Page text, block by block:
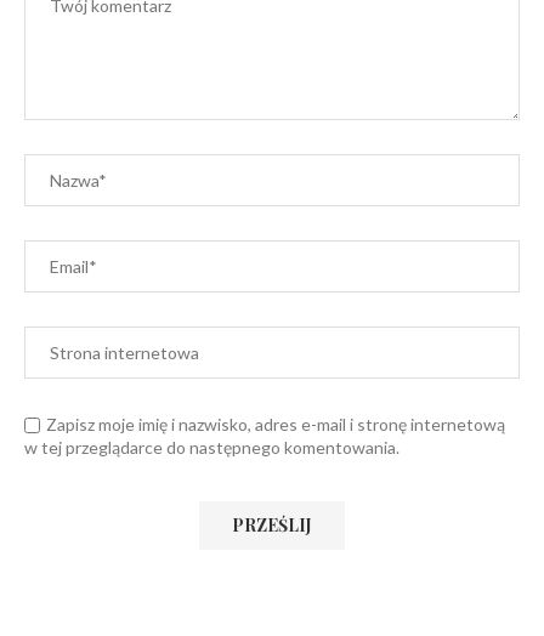
Zapisz moje imię i nazwisko, adres e-mail i stronę internetową
w tej przeglądarce do następnego komentowania.